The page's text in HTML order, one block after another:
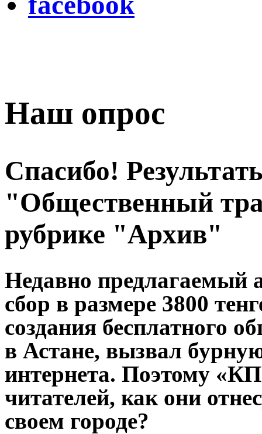
Наш опрос
Спасибо!
"Общественный
рубрике "Архив"
Недавно
сбор в размере 3800
создания бесплатного
в Астане, вызвал
интернета. Поэтому
читателей, как они
своем городе?